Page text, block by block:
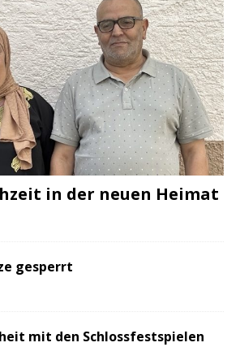
in der neuen Heimat
gesperrt
mit den Schlossfestspielen